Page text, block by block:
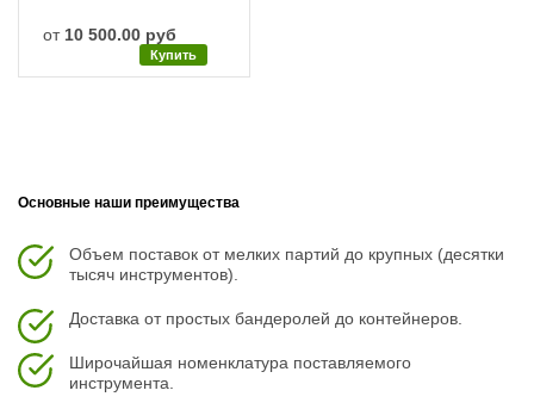
от 10 500.00 руб
Купить
Основные наши преимущества
Объем поставок от мелких партий до крупных (десятки
тысяч инструментов).
Доставка от простых бандеролей до контейнеров.
Широчайшая номенклатура поставляемого
инструмента.